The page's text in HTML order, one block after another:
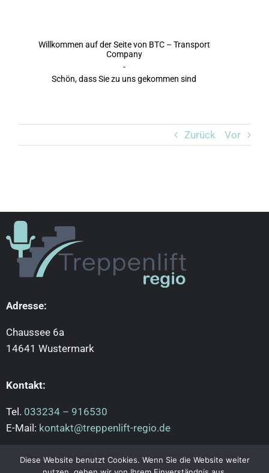
Willkommen auf der Seite von BTC – Transport
Company
-
Schön, dass Sie zu uns gekommen sind
Zurück Vor
Adresse:
Chaussee 6a
14641 Wustermark
Kontakt:
Tel. 033234 – 916530
E-Mail: kontakt@treppenlift-regio.de
Diese Website benutzt Cookies. Wenn Sie die Website weiter